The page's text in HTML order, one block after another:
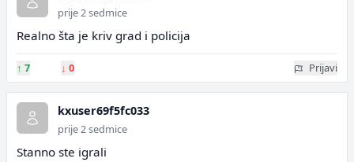
prije 2 sedmice
Realno šta je kriv grad i policija
↑ 7 ↓ 0 Prijavi
kxuser69f5fc033
prije 2 sedmice
Stanno ste igrali